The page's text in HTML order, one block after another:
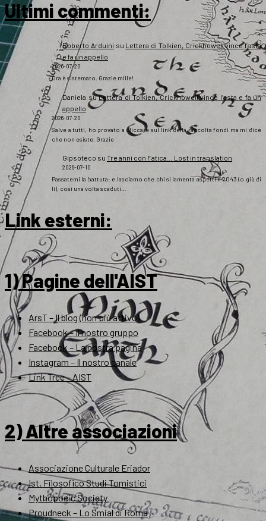
Ultimi commenti:
Roberto Arduini su Lettera di Tolkien, Crickhowell vince l’asta
e fa un appello
2026-07-20
Ora è sistemato. Grazie mille!
Daniela suLettera di Tolkien, Crickhowell vince l’asta e fa un
appello
2026-07-20
Salve a tutti, ho provato a cliccare sul link della raccolta fondi ma mi dice
che non esiste. Grazie
Gipsoteco su Tre anni con Fatica… Lost in translation
2026-07-10
Passatemi la battuta: e lasciamo che chi si lamenta aspetti il 2043 (o giù di
lì), così una volta scaduti…
Link esterni:
1) Pagine dell'AIST
ArsT – Il blog (non più attivo)
Facebook – Il nostro gruppo
Facebook – La nostra pagina
Instagram – Il nostro canale
Link Tree – AIST
2) Altre associazioni
Associazione Culturale Eriador
Ist. Filosofico Studi Tomistici
Mythopoeic Society
Proudneck – Lo Smial di Roma